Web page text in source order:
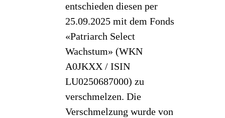
entschieden diesen per
25.09.2025 mit dem Fonds
«Patriarch Select
Wachstum» (WKN
A0JKXX / ISIN
LU0250687000) zu
verschmelzen. Die
Verschmelzung wurde von